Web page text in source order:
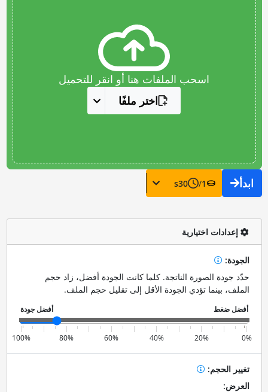
اسحب الملفات هنا أو انقر للتحميل
اختر ملفًا
ابدأ 1
/
30
s
إعدادات اختيارية
الجودة:
حدّد جودة الصورة الناتجة. كلما كانت الجودة أفضل، زاد حجم
الملف، بينما تؤدي الجودة الأقل إلى تقليل حجم الملف.
0%
20%
40%
60%
80%
100%
تغيير الحجم:
العرض: